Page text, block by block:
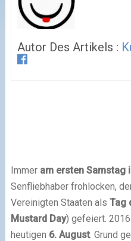
Autor Des Artikels :
Immer am ersten Samstag
Senfliebhaber frohlocken,
Vereinigten Staaten als Tag
Mustard Day) gefeiert.
heutigen 6. August. Grund